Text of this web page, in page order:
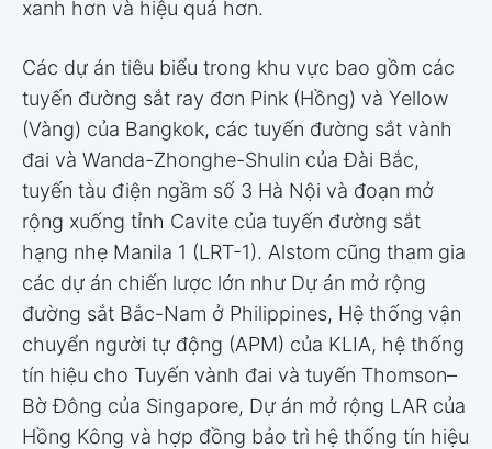
xanh hơn và hiệu quả hơn.
Các dự án tiêu biểu trong khu vực bao gồm các
tuyến đường sắt ray đơn Pink (Hồng) và Yellow
(Vàng) của Bangkok, các tuyến đường sắt vành
đai và Wanda-Zhonghe-Shulin của Đài Bắc,
tuyến tàu điện ngầm số 3 Hà Nội và đoạn mở
rộng xuống tỉnh Cavite của tuyến đường sắt
hạng nhẹ Manila 1 (LRT-1). Alstom cũng tham gia
các dự án chiến lược lớn như Dự án mở rộng
đường sắt Bắc-Nam ở Philippines, Hệ thống vận
chuyển người tự động (APM) của KLIA, hệ thống
tín hiệu cho Tuyến vành đai và tuyến Thomson–
Bờ Đông của Singapore, Dự án mở rộng LAR của
Hồng Kông và hợp đồng bảo trì hệ thống tín hiệu